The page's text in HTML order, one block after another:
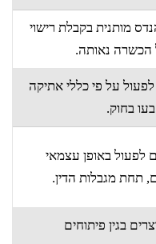
מותנית בקבלת רישוי
נאותה.
על פי כללי אתיקה
בחוק.
לפעול באופן עצמאי
תחת מגבלות הדין.
בגין פיתוחים